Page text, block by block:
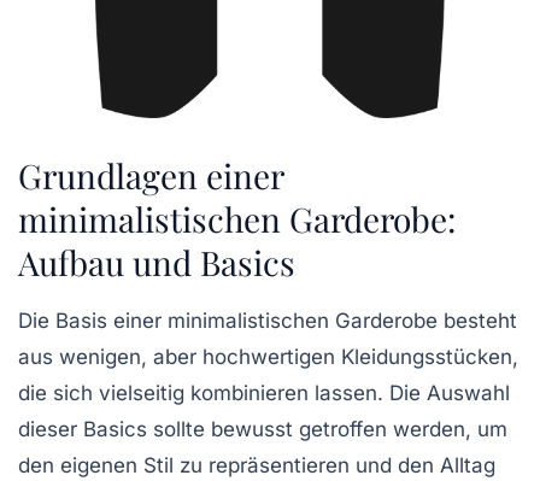
Grundlagen einer
minimalistischen Garderobe:
Aufbau und Basics
Die Basis einer minimalistischen Garderobe besteht
aus wenigen, aber hochwertigen Kleidungsstücken,
die sich vielseitig kombinieren lassen. Die Auswahl
dieser Basics sollte bewusst getroffen werden, um
den eigenen Stil zu repräsentieren und den Alltag